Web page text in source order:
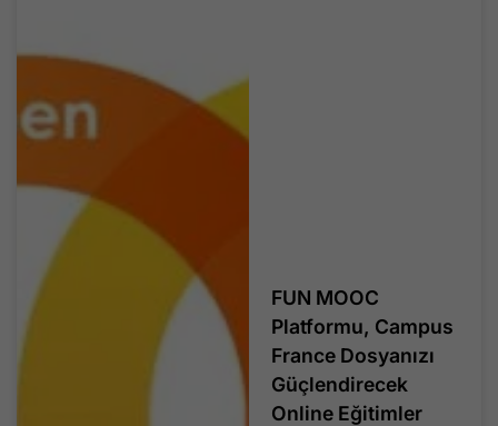
FUN MOOC
Platformu, Campus
France Dosyanızı
Güçlendirecek
Online Eğitimler